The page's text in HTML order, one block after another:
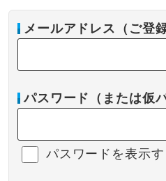
メールアドレス（ご登
パスワード（または仮
パスワードを表示す